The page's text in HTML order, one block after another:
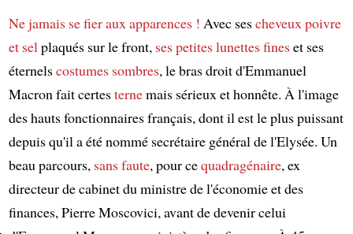
Ne jamais se fier aux apparences ! Avec sescheveux poivre
et selplaqués sur le front, ses petites lunettes fineset ses
éternelscostumes sombres, le bras droit d'Emmanuel
Macron fait certesternemais sérieux et honnête. À l'image
des hauts fonctionnaires français, dont il est le plus puissant
depuis qu'il a été nommé secrétaire général de l'Elysée. Un
beau parcours, sans faute, pour cequadragénaire, ex
directeur de cabinet du ministre de l'économie et des
finances, Pierre Moscovici, avant de devenir celui